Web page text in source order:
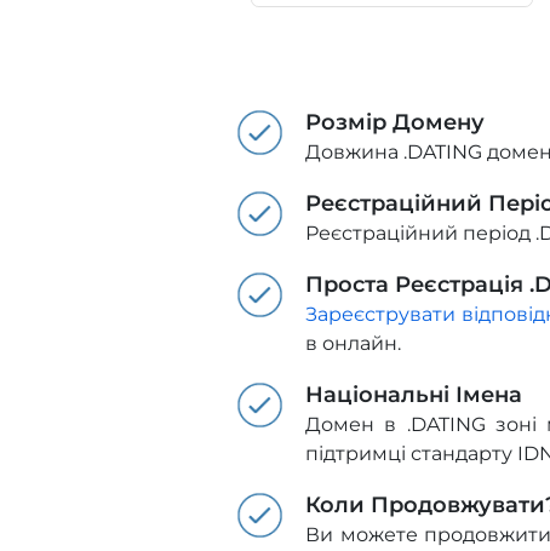
Розмір Домену
Довжина .DATING
Реєстраційний
Реєстраційний період
Проста Реєстрація
Зареєструвати
в онлайн.
Національні Імена
Домен в .DATING зоні
підтримці стандарту
Коли
Ви можете продовжити